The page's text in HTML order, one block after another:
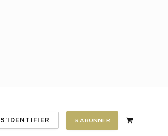
S'IDENTIFIER S'ABONNER
Shopping